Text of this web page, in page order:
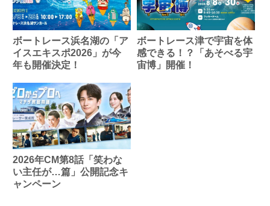
ボートレース浜名湖の「ア
イスエキスポ2026」が今
年も開催決定！
ボートレース津で宇宙を体
感できる！？「あそべる宇
宙博」開催！
2026年CM第8話「笑わな
い主任が…篇」公開記念キ
ャンペーン